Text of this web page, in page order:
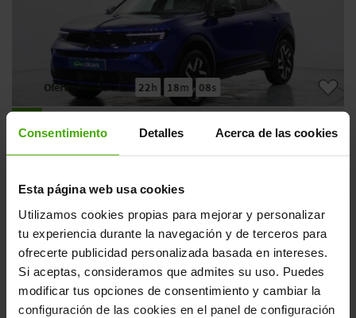
Consentimiento Detalles Acerca de las cookies
Esta página web usa cookies
Utilizamos cookies propias para mejorar y personalizar
tu experiencia durante la navegación y de terceros para
ofrecerte publicidad personalizada basada en intereses.
Si aceptas, consideramos que admites su uso. Puedes
modificar tus opciones de consentimiento y cambiar la
configuración de las cookies en el panel de configuración
Ofertas Opel 22h 18m 07s
Opel Mokka 18.990€
Gasolina
2 días